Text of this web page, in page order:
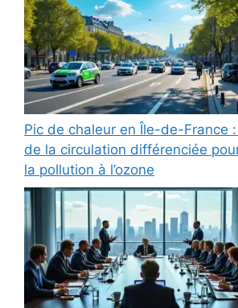
Pic de chaleur en Île-de-France
de la circulation différenciée
la pollution à l’ozone